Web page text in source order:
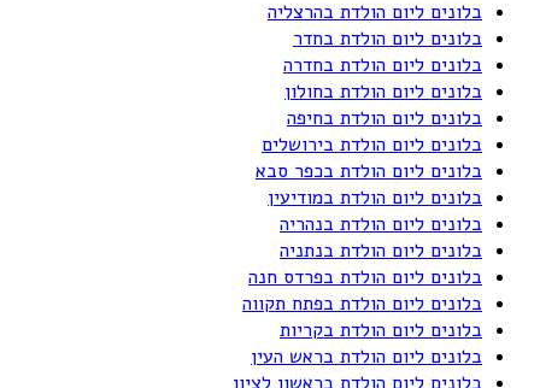
בלונים ליום הולדת בהרצליה
בלונים ליום הולדת בחדר
בלונים ליום הולדת בחדרה
בלונים ליום הולדת בחולון
בלונים ליום הולדת בחיפה
בלונים ליום הולדת בירושלים
בלונים ליום הולדת בכפר סבא
בלונים ליום הולדת במודיעין
בלונים ליום הולדת בנהריה
בלונים ליום הולדת בנתניה
בלונים ליום הולדת בפרדס חנה
בלונים ליום הולדת בפתח תקווה
בלונים ליום הולדת בקריות
בלונים ליום הולדת בראש העין